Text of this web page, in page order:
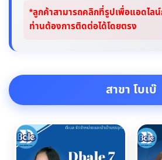
*ลูกค้าสามารถคลิกที่รูปเพื่อแอดไล
ท่านต้องการติดต่อได้โดยตรง
สาขา โบเบ๊